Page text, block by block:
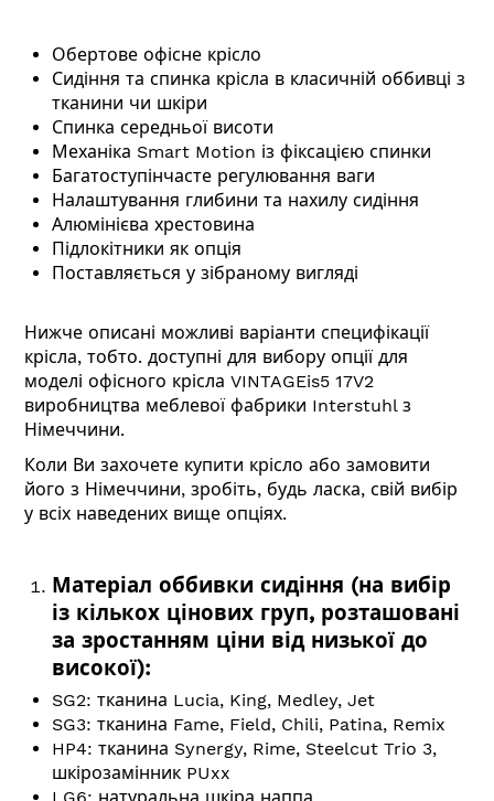
Обертове офісне крісло
Сидіння та спинка крісла в класичній оббивці з
тканини чи шкіри
Спинка середньої висоти
Механіка Smart Motion із фіксацією спинки
Багатоступінчасте регулювання ваги
Налаштування глибини та нахилу сидіння
Алюмінієва хрестовина
Підлокітники як опція
Поставляється у зібраному вигляді
Нижче описані можливі варіанти специфікації
крісла, тобто. доступні для вибору опції для
моделі офісного крісла VINTAGEis5 17V2
виробництва меблевої фабрики Interstuhl з
Німеччини.
Коли Ви захочете купити крісло або замовити
його з Німеччини, зробіть, будь ласка, свій вибір
у всіх наведених вище опціях.
Матеріал оббивки сидіння (на вибір
із кількох цінових груп, розташовані
за зростанням ціни від низької до
високої):
SG2: тканина Lucia, King, Medley, Jet
SG3: тканина Fame, Field, Chili, Patina, Remix
HP4: тканина Synergy, Rime, Steelcut Trio 3,
шкірозамінник PUxx
LG6: натуральна шкіра наппа